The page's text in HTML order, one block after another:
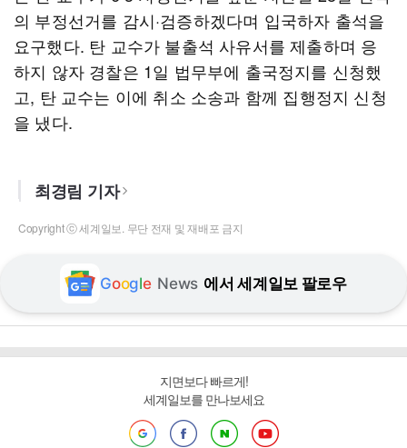
의 부정선거를 감시·검증하겠다며 입국하자 출석을
요구했다. 탄 교수가 불출석 사유서를 제출하며 응
하지 않자 경찰은 1일 법무부에 출국정지를 신청했
고, 탄 교수는 이에 취소 소송과 함께 집행정지 신청
을 냈다.
최경림 기자
Copyright ⓒ 세계일보. 무단 전재 및 재배포 금지
Google News 에서 세계일보 팔로우
지면보다 빠르게!
세계일보를 만나보세요